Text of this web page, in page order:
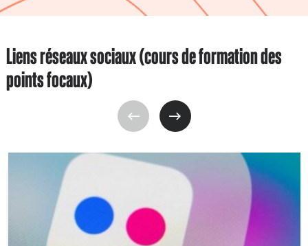
Liens réseaux sociaux (cours de formation des
points focaux)